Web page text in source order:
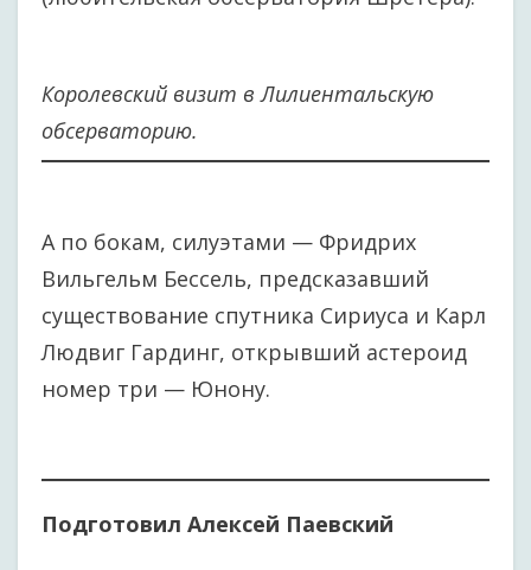
Королевский визит в Лилиентальскую
обсерваторию.
А по бокам, силуэтами — Фридрих
Вильгельм Бессель, предсказавший
существование спутника Сириуса и Карл
Людвиг Гардинг, открывший астероид
номер три — Юнону.
Подготовил Алексей Паевский